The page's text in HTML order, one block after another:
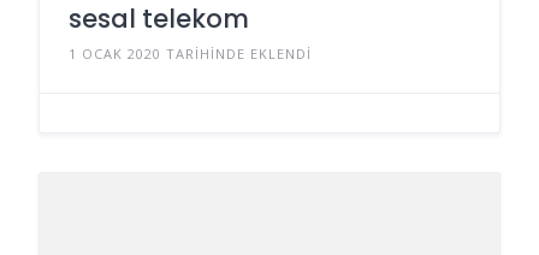
sesal telekom
1 OCAK 2020 TARIHINDE EKLENDI